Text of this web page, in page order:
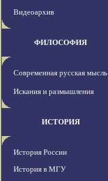
Видеоархив
ФИЛОСОФИЯ
Современная русская мысль
Искания и размышления
ИСТОРИЯ
История России
История в МГУ